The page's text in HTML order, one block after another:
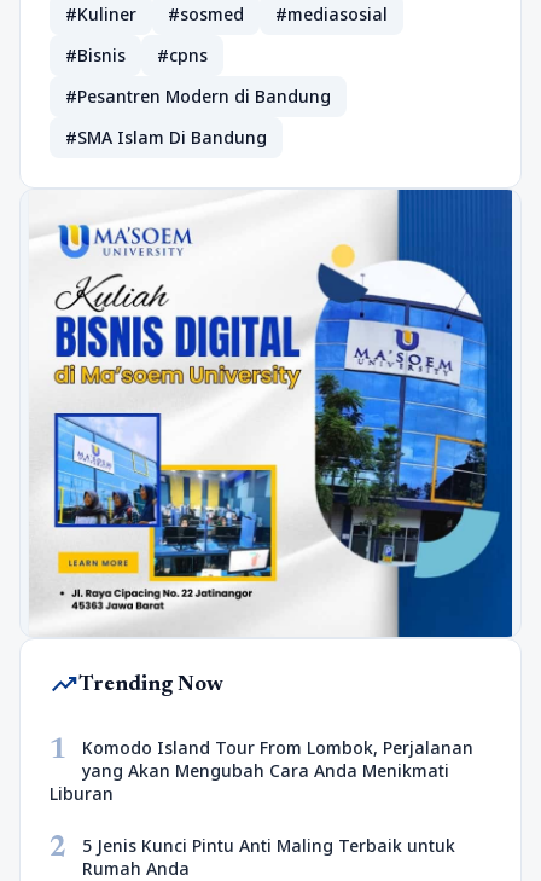
#Kuliner
#sosmed
#mediasosial
#Bisnis
#cpns
#Pesantren Modern di Bandung
#SMA Islam Di Bandung
trending_upTrending Now
1
Komodo Island Tour From Lombok, Perjalanan
yang Akan Mengubah Cara Anda Menikmati
Liburan
2
5 Jenis Kunci Pintu Anti Maling Terbaik untuk
Rumah Anda